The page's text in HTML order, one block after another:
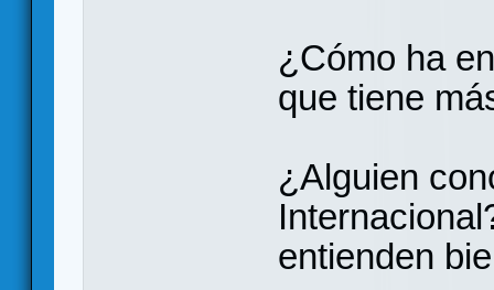
¿Cómo ha
que tiene
¿Alguien
entienden